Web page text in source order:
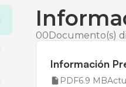
00Documento(s)
Información
PDF6.9 MB